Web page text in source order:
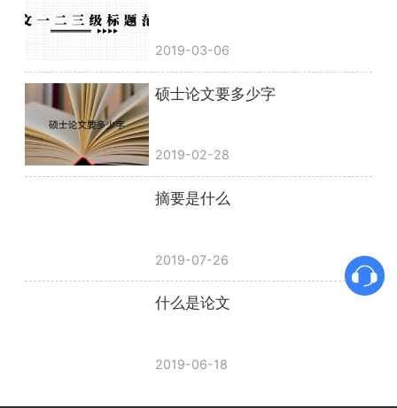
2019-03-06
硕士论文要多少字
2019-02-28
摘要是什么
2019-07-26
什么是论文
2019-06-18